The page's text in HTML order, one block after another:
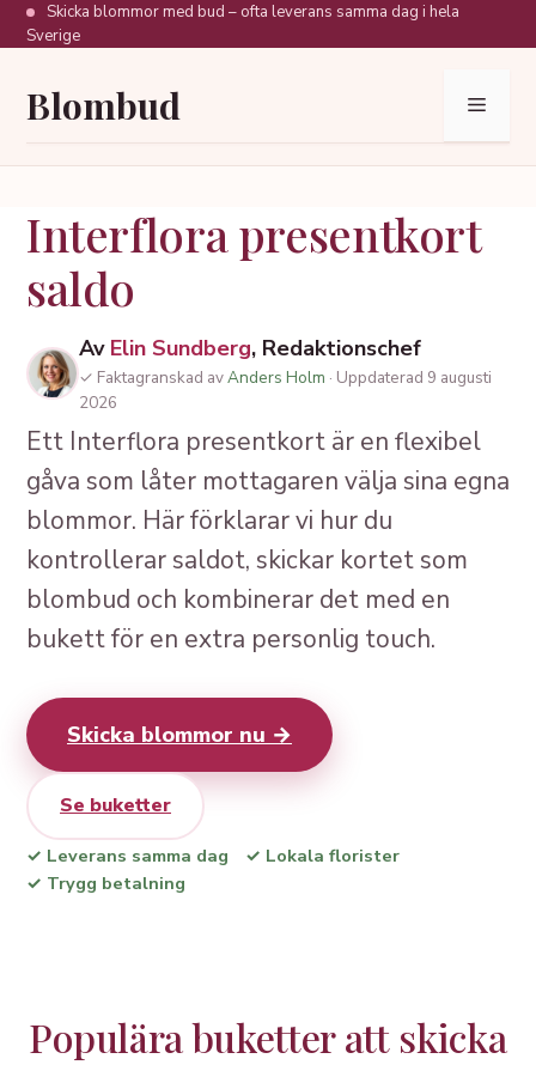
Hoppa
till
Skicka blommor med bud – ofta leverans samma dag i hela
Sverige
Blombud Meny
Interflora presentkort
saldo
Av Elin Sundberg, Redaktionschef
✓ Faktagranskad avAnders Holm · Uppdaterad 9 augusti
2026
Ett Interflora presentkort är en flexibel
gåva som låter mottagaren välja sina egna
blommor. Här förklarar vi hur du
kontrollerar saldot, skickar kortet som
blombud och kombinerar det med en
bukett för en extra personlig touch.
Skicka blommor nu →
Se buketter
✓ Leverans samma dag
✓ Lokala florister
✓ Trygg betalning
Populära buketter att skicka